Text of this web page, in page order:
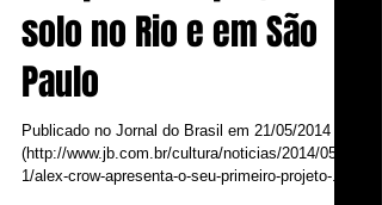
Alex Crow apresenta o
seu primeiro projeto
solo no Rio e em São
Paulo